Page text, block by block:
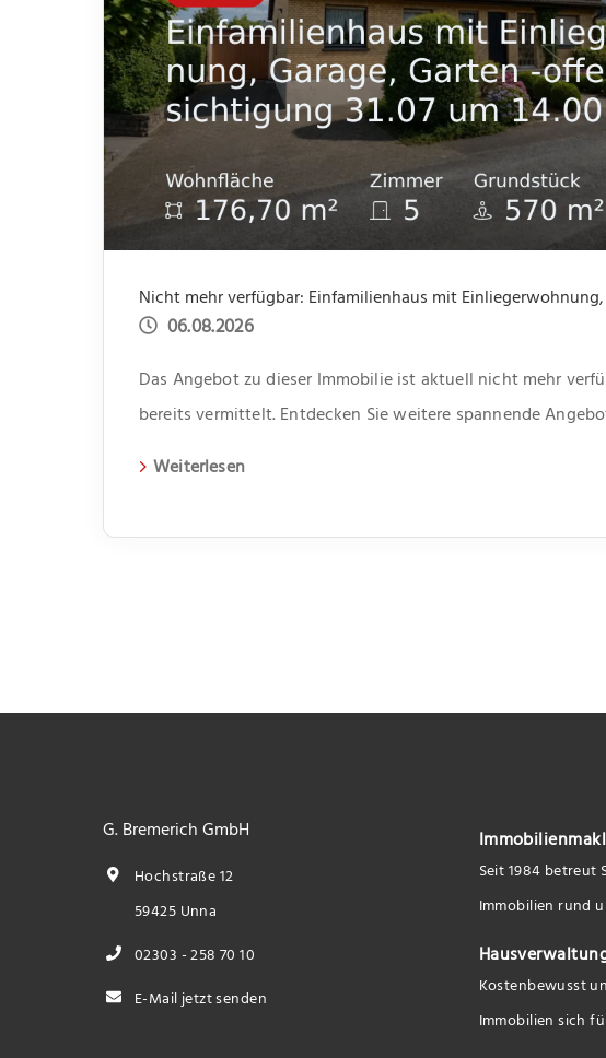
06.08.2026
Das Angebot zu dieser Immobilie ist aktuell nicht mehr
bereits vermittelt. Entdecken Sie weitere spannende
Weiterlesen
G. Bremerich GmbH
Hochstraße 12
59425 Unna
02303 - 258 70 10
E-Mail jetzt senden
Seit 1984 betreut
Immobilien rund
Kostenbewusst
Immobilien sich